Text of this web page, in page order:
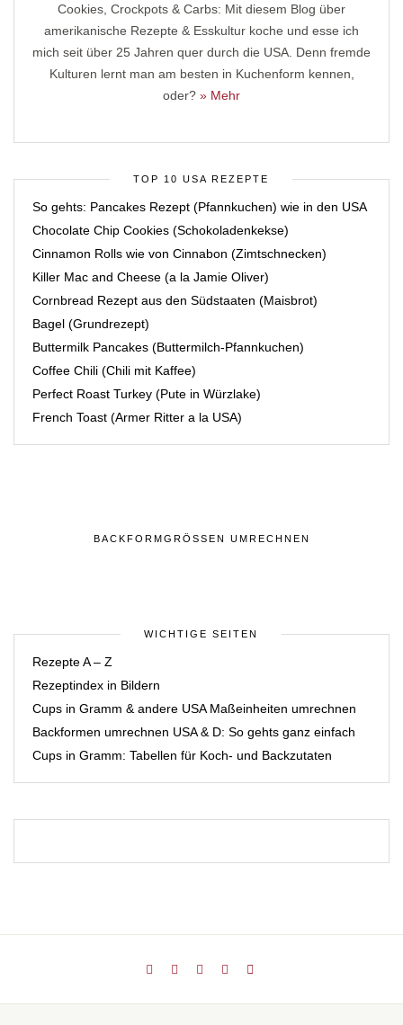
Cookies, Crockpots & Carbs: Mit diesem Blog über
amerikanische Rezepte & Esskultur koche und esse ich
mich seit über 25 Jahren quer durch die USA. Denn fremde
Kulturen lernt man am besten in Kuchenform kennen,
oder? » Mehr
TOP 10 USA REZEPTE
So gehts: Pancakes Rezept (Pfannkuchen) wie in den USA
Chocolate Chip Cookies (Schokoladenkekse)
Cinnamon Rolls wie von Cinnabon (Zimtschnecken)
Killer Mac and Cheese (a la Jamie Oliver)
Cornbread Rezept aus den Südstaaten (Maisbrot)
Bagel (Grundrezept)
Buttermilk Pancakes (Buttermilch-Pfannkuchen)
Coffee Chili (Chili mit Kaffee)
Perfect Roast Turkey (Pute in Würzlake)
French Toast (Armer Ritter a la USA)
BACKFORMGRÖSSEN UMRECHNEN
WICHTIGE SEITEN
Rezepte A – Z
Rezeptindex in Bildern
Cups in Gramm & andere USA Maßeinheiten umrechnen
Backformen umrechnen USA & D: So gehts ganz einfach
Cups in Gramm: Tabellen für Koch- und Backzutaten